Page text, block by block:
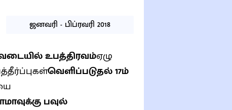
ஜனவரி - பிப்ரவரி 2018
உபத்திரவம்ஏழு
வெளிப்படுதல் 17ம்
பவுல்